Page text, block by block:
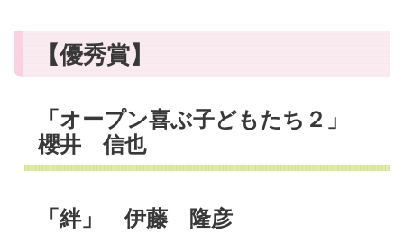
【優秀賞】
「オープン喜ぶ子どもたち２」
櫻井 信也
「絆」 伊藤 隆彦